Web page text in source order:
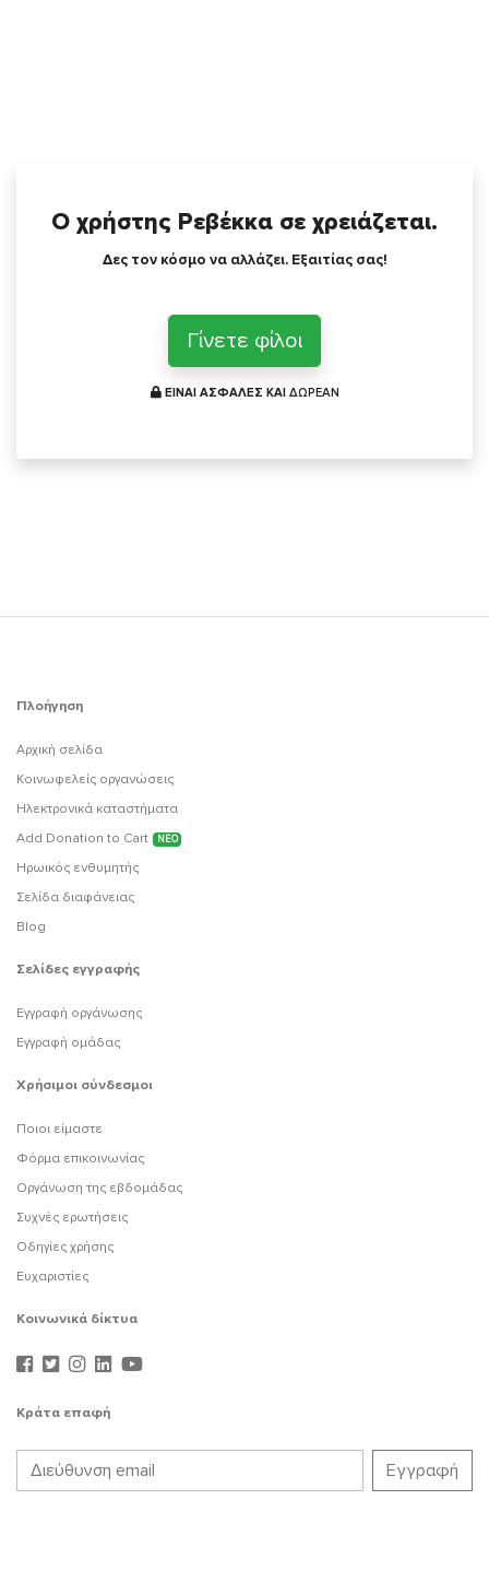
Ο χρήστης Ρεβέκκα σε χρειάζεται.
Δες τον κόσμο να αλλάζει. Εξαιτίας σας!
Γίνετε φίλοι
ΕΙΝΑΙ ΑΣΦΑΛΕΣ ΚΑΙ ΔΩΡΕΑΝ
Πλοήγηση
Αρχική σελίδα
Κοινωφελείς οργανώσεις
Ηλεκτρονικά καταστήματα
Add Donation to Cart
ΝΕΟ
Ηρωικός ενθυμητής
Σελίδα διαφάνειας
Blog
Σελίδες εγγραφής
Εγγραφή οργάνωσης
Εγγραφή ομάδας
Χρήσιμοι σύνδεσμοι
Ποιοι είμαστε
Φόρμα επικοινωνίας
Οργάνωση της εβδομάδας
Συχνές ερωτήσεις
Οδηγίες χρήσης
Ευχαριστίες
Κοινωνικά δίκτυα
Κράτα επαφή